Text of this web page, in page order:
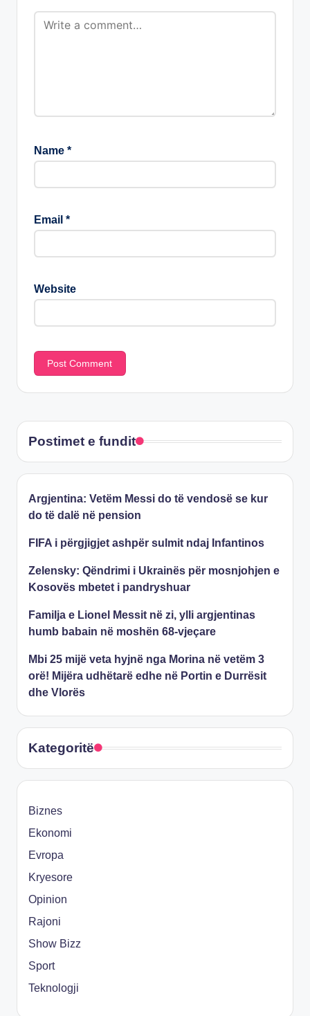
Name *
Email *
Website
Postimet e fundit
Argjentina: Vetëm Messi do të vendosë se kur
do të dalë në pension
FIFA i përgjigjet ashpër sulmit ndaj Infantinos
Zelensky: Qëndrimi i Ukrainës për mosnjohjen e
Kosovës mbetet i pandryshuar
Familja e Lionel Messit në zi, ylli argjentinas
humb babain në moshën 68-vjeçare
Mbi 25 mijë veta hyjnë nga Morina në vetëm 3
orë! Mijëra udhëtarë edhe në Portin e Durrësit
dhe Vlorës
Kategoritë
Biznes
Ekonomi
Evropa
Kryesore
Opinion
Rajoni
Show Bizz
Sport
Teknologji